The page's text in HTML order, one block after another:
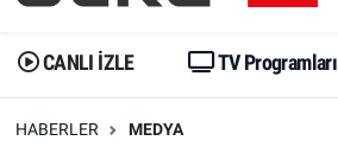
CANLI İZLE TV Programları
HABERLER MEDYA
Dünya
Trend
Trafik Durumu